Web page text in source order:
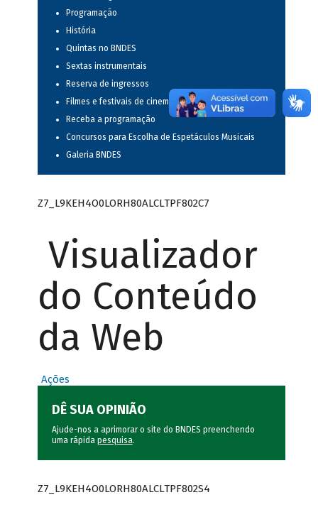
Programação
História
Quintas no BNDES
Sextas instrumentais
Reserva de ingressos
Filmes e festivais de cinema
Receba a programação
Concursos para Escolha de Espetáculos Musicais
Galeria BNDES
Z7_L9KEH4O0LORH80ALCLTPF802C7
Visualizador
do Conteúdo
da Web
Ações
DÊ SUA OPINIÃO
Ajude-nos a aprimorar o site do BNDES preenchendo
uma rápida pesquisa.
Z7_L9KEH4O0LORH80ALCLTPF802S4